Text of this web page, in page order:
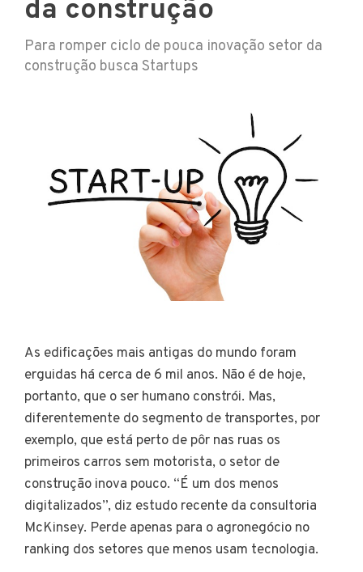
da construção
Para romper ciclo de pouca inovação setor da
construção busca Startups
As edificações mais antigas do mundo foram
erguidas há cerca de 6 mil anos. Não é de hoje,
portanto, que o ser humano constrói. Mas,
diferentemente do segmento de transportes, por
exemplo, que está perto de pôr nas ruas os
primeiros carros sem motorista, o setor de
construção inova pouco. “É um dos menos
digitalizados”, diz estudo recente da consultoria
McKinsey. Perde apenas para o agronegócio no
ranking dos setores que menos usam tecnologia.